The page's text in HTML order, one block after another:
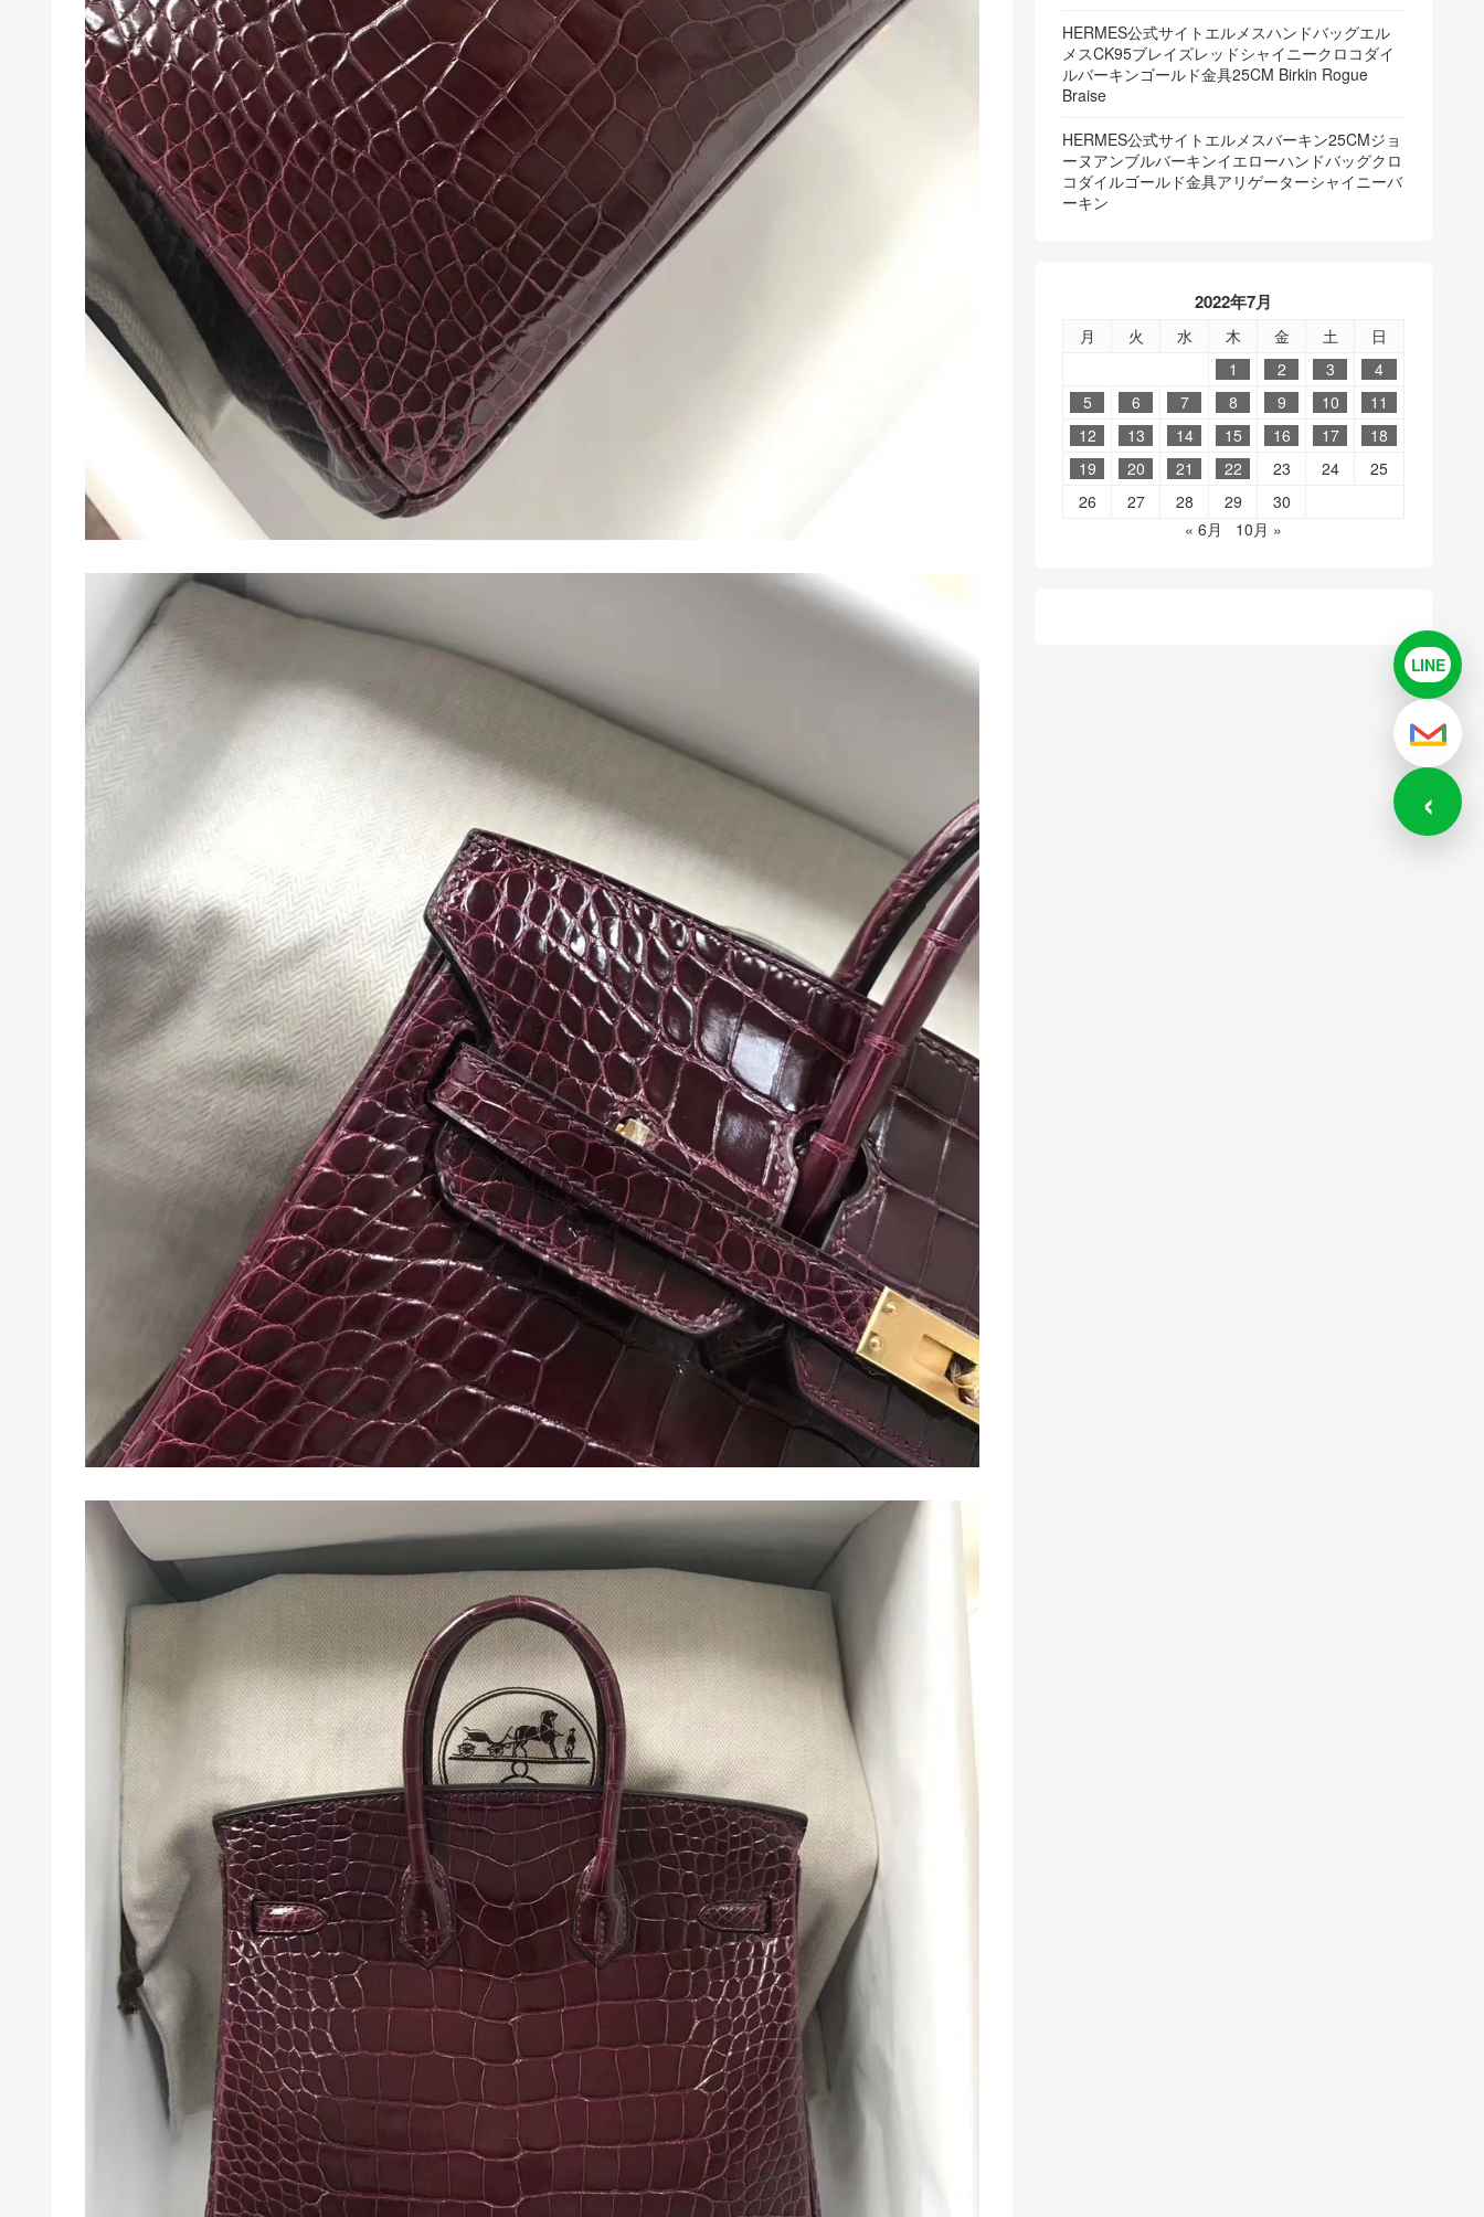
HERMES公式サイトエルメスハンドバッグエル
メスCK95ブレイズレッドシャイニークロコダイ
ルバーキンゴールド金具25CM Birkin Rogue
Braise
HERMES公式サイトエルメスバーキン25CMジョ
ーヌアンブルバーキンイエローハンドバッグクロ
コダイルゴールド金具アリゲーターシャイニーバ
ーキン
2022年7月
月 火 水 木 金 土
日
1
2 3
4
5
6 7 8 9 10
11
12
13 14 15 16 17
18
19
20 21 22 23 24
25
26
27 28 29
30
« 6月
10月 »
LINELINEで
メール
‹